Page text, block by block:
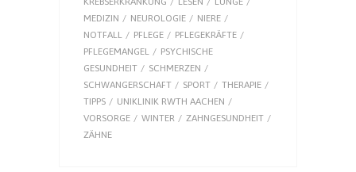
MEDIZIN
NEUROLOGIE
NIERE
NOTFALL
PFLEGE
PFLEGEKRÄFTE
PFLEGEMANGEL
PSYCHISCHE
GESUNDHEIT
SCHMERZEN
SCHWANGERSCHAFT
SPORT
THERAPIE
TIPPS
UNIKLINIK RWTH AACHEN
VORSORGE
WINTER
ZAHNGESUNDHEIT
ZÄHNE